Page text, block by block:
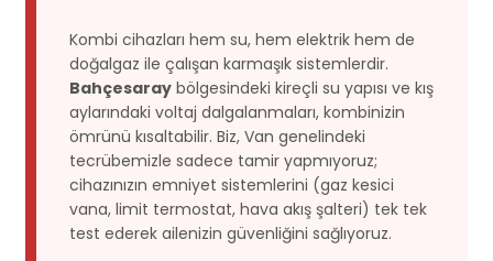
Kombi cihazları hem su, hem elektrik hem de
doğalgaz ile çalışan karmaşık sistemlerdir.
Bahçesaray bölgesindeki kireçli su yapısı ve kış
aylarındaki voltaj dalgalanmaları, kombinizin
ömrünü kısaltabilir. Biz, Van genelindeki
tecrübemizle sadece tamir yapmıyoruz;
cihazınızın emniyet sistemlerini (gaz kesici
vana, limit termostat, hava akış şalteri) tek tek
test ederek ailenizin güvenliğini sağlıyoruz.